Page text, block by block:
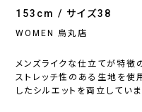
153cm / サイズ38
WOMEN 烏丸店
メンズライクな仕立てが特徴
ストレッチ性のある生地を使
したシルエットを両立していま